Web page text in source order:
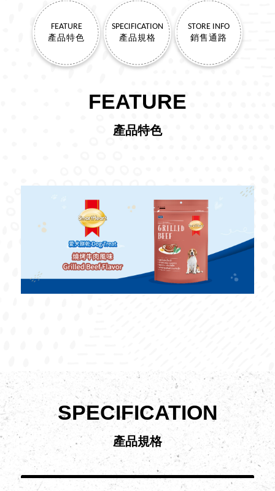
FEATURE
產品特色
SPECIFICATION
產品規格
STORE INFO
銷售通路
FEATURE
產品特色
SPECIFICATION
產品規格